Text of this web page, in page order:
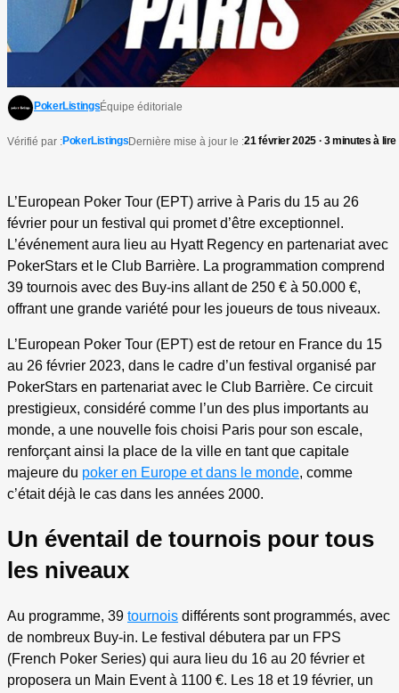
PokerListingsÉquipe éditoriale
Vérifié par :PokerListingsDernière mise à jour le :21 février 2025 · 3 minutes à lire
L’European Poker Tour (EPT) arrive à Paris du 15 au 26
février pour un festival qui promet d’être exceptionnel.
L’événement aura lieu au Hyatt Regency en partenariat avec
PokerStars et le Club Barrière. La programmation comprend
39 tournois avec des Buy-ins allant de 250 € à 50.000 €,
offrant une grande variété pour les joueurs de tous niveaux.
L’European Poker Tour (EPT) est de retour en France du 15
au 26 février 2023, dans le cadre d’un festival organisé par
PokerStars en partenariat avec le Club Barrière. Ce circuit
prestigieux, considéré comme l’un des plus importants au
monde, a une nouvelle fois choisi Paris pour son escale,
renforçant ainsi la place de la ville en tant que capitale
majeure du poker en Europe et dans le monde, comme
c’était déjà le cas dans les années 2000.
Un éventail de tournois pour tous
les niveaux
Au programme, 39 tournois différents sont programmés, avec
de nombreux Buy-in. Le festival débutera par un FPS
(French Poker Series) qui aura lieu du 16 au 20 février et
proposera un Main Event à 1100 €. Les 18 et 19 février, un